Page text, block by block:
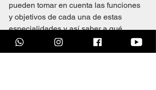
pueden tomar en cuenta las funciones
y objetivos de cada una de estas
especialidades y así saber a qué
profesional dirigirse para exponer su
caso.